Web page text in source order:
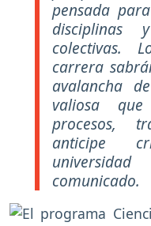
pensada
disciplinas
colectivas.
carrera
avalancha
valiosa
procesos,
anticipe
comunicado.